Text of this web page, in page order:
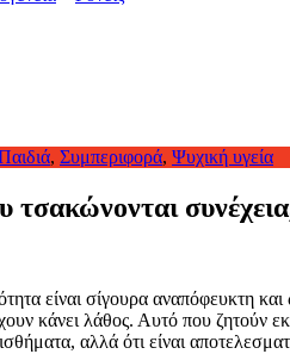
, Συμπεριφορά, Ψυχική υγεία
τσακώνονται
είναι σίγουρα αναπόφευκτη
κάνει λάθος. Αυτό που ζητούν
αλλά ότι είναι